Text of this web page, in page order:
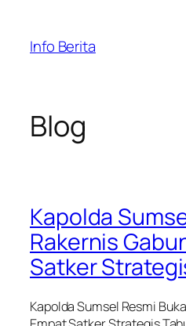
content
Info Berita
Blog
Kapolda
Rakernis
Satker
Kapolda Sumsel Resmi